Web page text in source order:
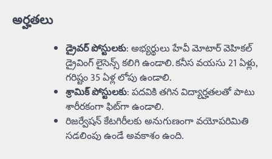
అర్హతలు
డ్రైవర్ పోస్టులకు: అభ్యర్థులు హేవీ మోటార్ వెహికల్
డ్రైవింగ్ లైసెన్స్ కలిగి ఉండాలి. కనీస వయసు 21 ఏళ్లు,
గరిష్టం 35 ఏళ్ల లోపు ఉండాలి.
శ్రామిక్ పోస్టులకు: పదవికి తగిన విద్యార్హతలతో పాటు
శారీరకంగా ఫిట్‌గా ఉండాలి.
రిజర్వేషన్ కేటగిరీలకు అనుగుణంగా వయోపరిమితి
సడలింపు ఉండే అవకాశం ఉంది.